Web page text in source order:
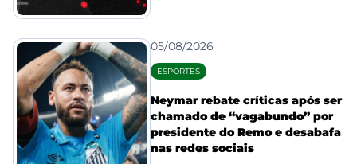
05/08/2026
ESPORTES
Neymar rebate críticas após ser
chamado de “vagabundo” por
presidente do Remo e desabafa
nas redes sociais